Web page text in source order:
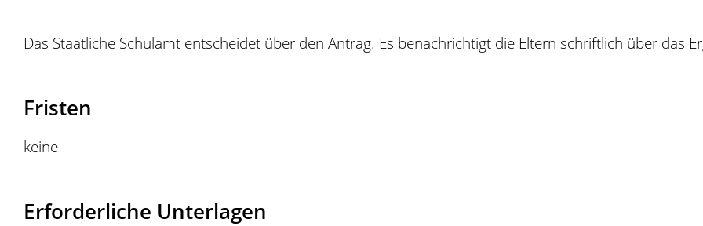
Das Staatliche Schulamt entscheidet über den Antrag. Es benachrichtigt die Eltern schriftlich über das
Fristen
keine
Erforderliche Unterlagen